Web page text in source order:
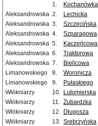
1.
Kochanówka
Aleksandrowska 2. Lechicka
Aleksandrowska 3. Szczecińska
Aleksandrowska 4. Szparagowa
Aleksandrowska 5. Kaczeńcowa
Aleksandrowska 6. Traktorowa
Aleksandrowska 7. Bielicowa
Limanowskiego
8. Woronicza
Limanowskiego
9. Pułaskiego
Włókniarzy
10. Lutomierska
Włókniarzy
11. Żubardzka
Włókniarzy
12. Długosza
Włókniarzy
13. Srebrzyńska